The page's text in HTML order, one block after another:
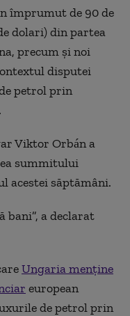
împrumut de 90 de
dolari) din partea
precum și noi
disputei
petrol prin
.
Viktor Orbán a
summitului
acestei săptămâni.
bani”, a declarat
Ungaria menține
european
de petrol prin